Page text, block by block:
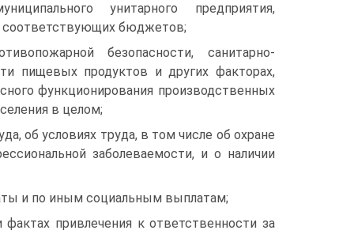
унитарного предприятия,
соответствующих бюджетов;
безопасности, санитарно-
пищевых продуктов и других факторах,
функционирования производственных
в целом;
об условиях труда, в том числе об охране
заболеваемости, и о наличии
и по иным социальным выплатам;
привлечения к ответственности за